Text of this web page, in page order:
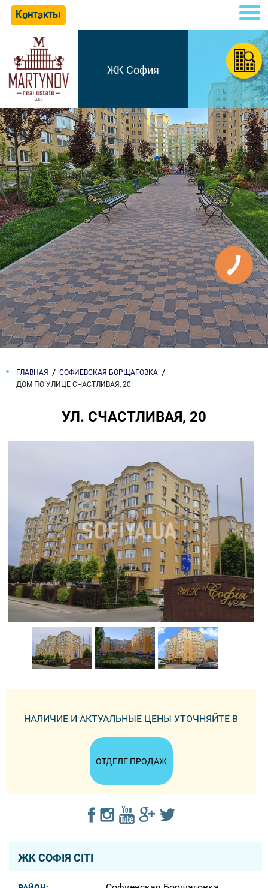
Контакты
ЖК София
ГЛАВНАЯ
СОФИЕВСКАЯ БОРЩАГОВКА
ДОМ ПО УЛИЦЕ СЧАСТЛИВАЯ, 20
УЛ. СЧАСТЛИВАЯ, 20
НАЛИЧИЕ И АКТУАЛЬНЫЕ ЦЕНЫ УТОЧНЯЙТЕ В
ОТДЕЛЕ ПРОДАЖ
ЖК СОФІЯ СІТІ